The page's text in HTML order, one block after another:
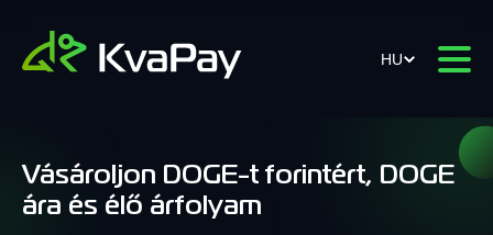
HU
Vásároljon DOGE-t forintért, DOGE
ára és élő árfolyam